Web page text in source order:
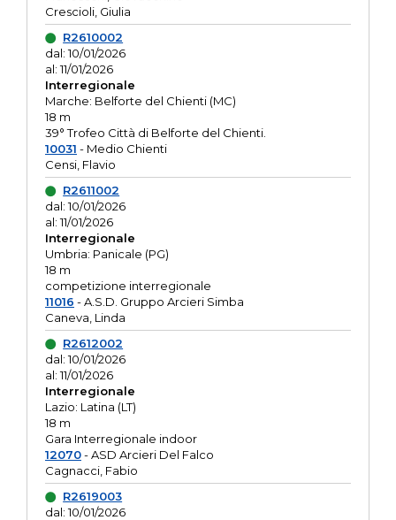
Crescioli, Giulia
R2610002
dal: 10/01/2026
al: 11/01/2026
Interregionale
Marche: Belforte del Chienti (MC)
18 m
39° Trofeo Città di Belforte del Chienti.
10031 - Medio Chienti
Censi, Flavio
R2611002
dal: 10/01/2026
al: 11/01/2026
Interregionale
Umbria: Panicale (PG)
18 m
competizione interregionale
11016 - A.S.D. Gruppo Arcieri Simba
Caneva, Linda
R2612002
dal: 10/01/2026
al: 11/01/2026
Interregionale
Lazio: Latina (LT)
18 m
Gara Interregionale indoor
12070- ASD Arcieri Del Falco
Cagnacci, Fabio
R2619003
dal: 10/01/2026